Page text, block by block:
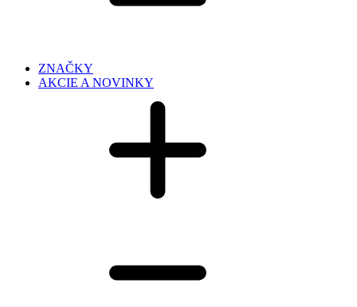
ZNAČKY
AKCIE A NOVINKY